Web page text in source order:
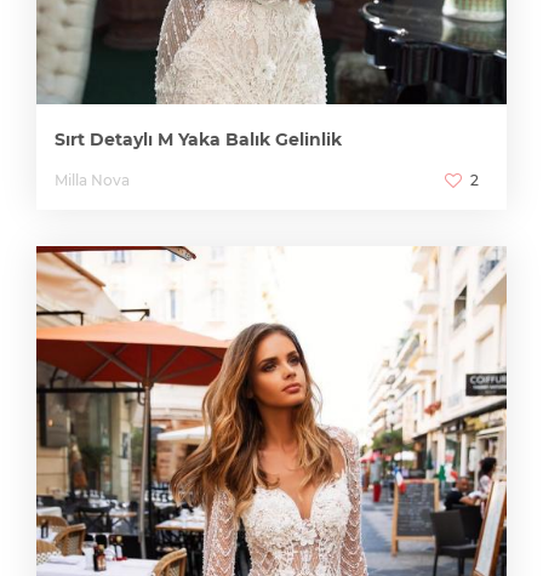
Sırt Detaylı M Yaka Balık Gelinlik
Milla Nova 2